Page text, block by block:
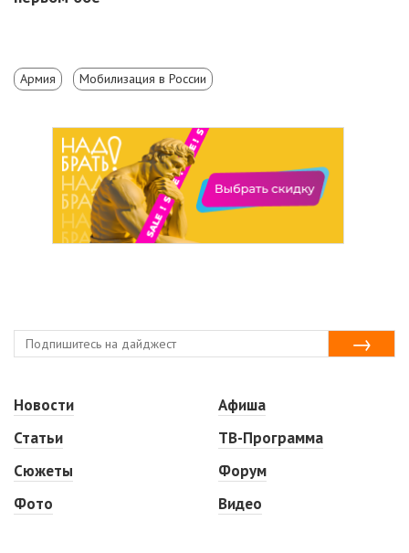
Армия Мобилизация в России
Новости
Статьи
Сюжеты
Фото
Афиша
ТВ-Программа
Форум
Видео